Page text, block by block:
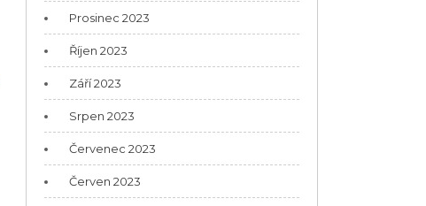
Prosinec 2023
Říjen 2023
Září 2023
Srpen 2023
Červenec 2023
Červen 2023